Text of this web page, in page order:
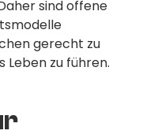
sind offene
gerecht zu
Leben zu führen.